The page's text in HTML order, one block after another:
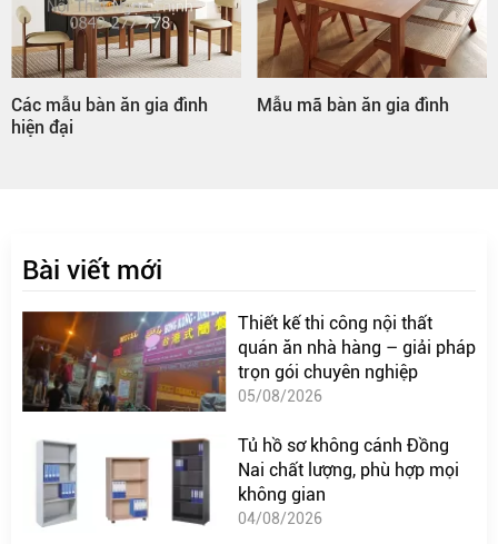
Mẫu mã bàn ăn gia đình Bàn ăn gia đình hình tròn
Bài viết mới
Thiết kế thi công nội thất
quán ăn nhà hàng – giải pháp
trọn gói chuyên nghiệp
05/08/2026
Tủ hồ sơ không cánh Đồng
Nai chất lượng, phù hợp mọi
không gian
04/08/2026